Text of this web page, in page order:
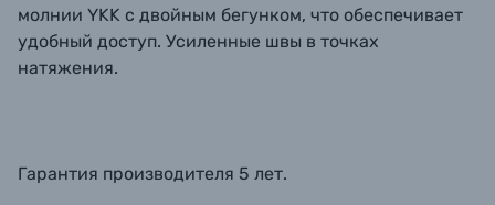
молнии YKK с двойным бегунком, что обеспечивает
удобный доступ. Усиленные швы в точках
натяжения.
Гарантия производителя 5 лет.